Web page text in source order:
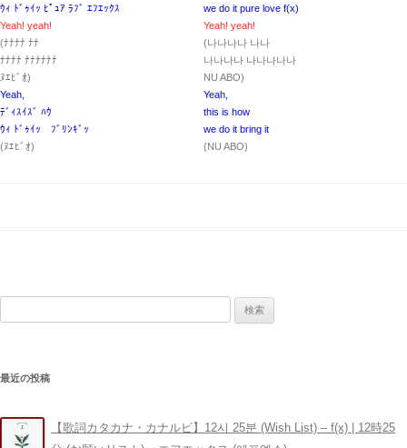
ｳｨ ﾄﾞｩｲｯ ﾋﾟｭｱ ﾗﾌﾞ ｴﾌｴｯｸｽ
Yeah! yeah!
(ﾅﾅﾅﾅ ﾅﾅ
ﾅﾅﾅﾅ ﾅﾅﾅﾅﾅﾅ
ﾇｴﾋﾞｵ)
Yeah,
ﾃﾞｨｽｲｽﾞ ﾊｳ
ｳｨ ﾄﾞｩｲｯ ﾌﾞﾘﾝｷﾞｯ
(ﾇｴﾋﾞｵ)
we do it pure love f(x)
Yeah! yeah!
(나나나나 나나
나나나나 나나나나나
NU ABO)
Yeah,
this is how
we do it bring it
(NU ABO)
最近の投稿
【歌詞カタカナ・カナルビ】12시 25분 (Wish List) – ​f(x) | 12時25